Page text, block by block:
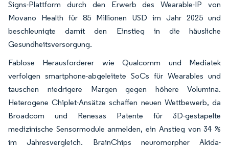
Signs-Plattform durch den Erwerb des Wearable-IP von
Movano Health für 85 Millionen USD im Jahr 2025 und
beschleunigte damit den Einstieg in die häusliche
Gesundheitsversorgung.
Fablose Herausforderer wie Qualcomm und Mediatek
verfolgen smartphone-abgeleitete SoCs für Wearables und
tauschen niedrigere Margen gegen höhere Volumina.
Heterogene Chiplet-Ansätze schaffen neuen Wettbewerb, da
Broadcom und Renesas Patente für 3D-gestapelte
medizinische Sensormodule anmelden, ein Anstieg von 34 %
im Jahresvergleich. BrainChips neuromorpher Akida-